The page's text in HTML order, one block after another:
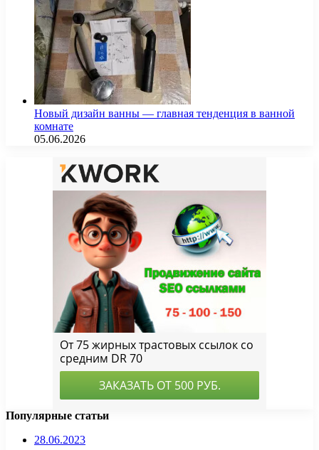
Новый дизайн ванны — главная тенденция в ванной
комнате
05.06.2026
Популярные статьи
28.06.2023